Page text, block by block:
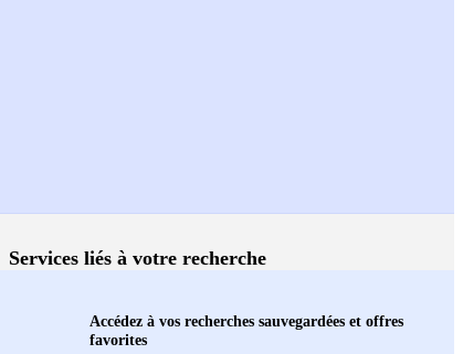
Services liés à votre recherche
Accédez à vos recherches sauvegardées et offres
favorites